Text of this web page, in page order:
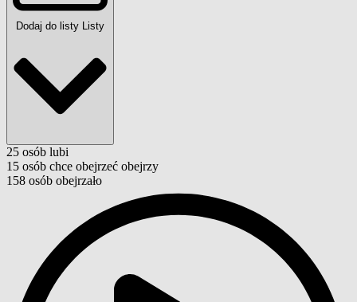
Dodaj do listy Listy
25 osób lubi
15 osób chce obejrzeć obejrzy
158 osób obejrzało